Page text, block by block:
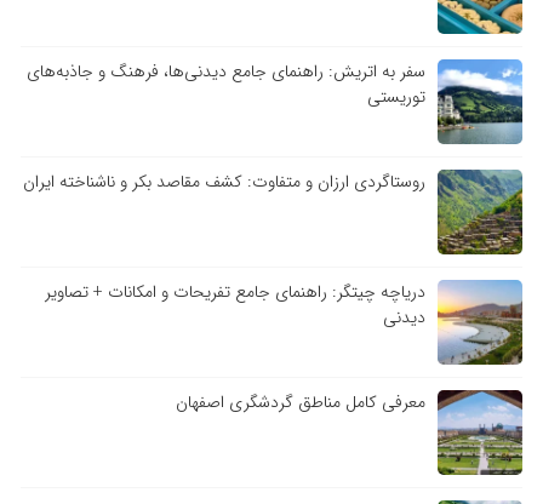
سفر به اتریش: راهنمای جامع دیدنی‌ها، فرهنگ و جاذبه‌های
توریستی
روستاگردی ارزان و متفاوت: کشف مقاصد بکر و ناشناخته ایران
دریاچه چیتگر: راهنمای جامع تفریحات و امکانات + تصاویر
دیدنی
معرفی کامل مناطق گردشگری اصفهان